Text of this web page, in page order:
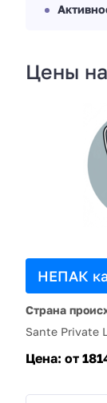
Цены
НЕПАК
Страна
Sante Private
Цена: от